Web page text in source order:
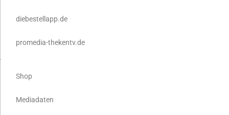
diebestellapp.de
promedia-thekentv.de
Shop
Mediadaten